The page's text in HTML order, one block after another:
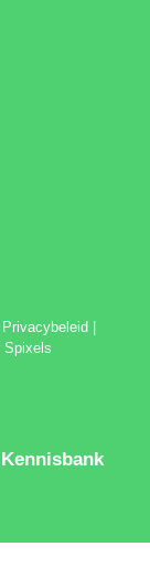
Privacybeleid
Spixels
Kennisbank